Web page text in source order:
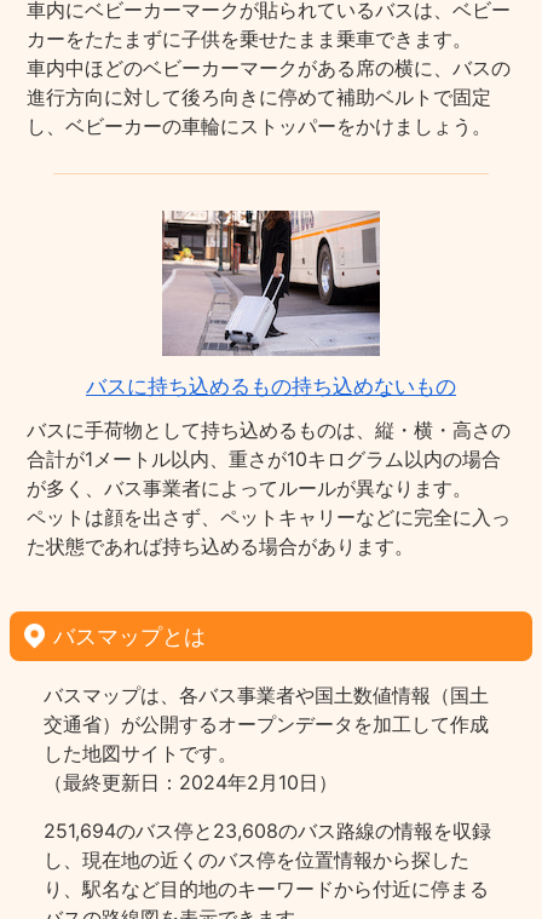
車内にベビーカーマークが貼られているバスは、ベビー
カーをたたまずに子供を乗せたまま乗車できます。
車内中ほどのベビーカーマークがある席の横に、バスの
進行方向に対して後ろ向きに停めて補助ベルトで固定
し、ベビーカーの車輪にストッパーをかけましょう。
バスに持ち込めるもの持ち込めないもの
バスに手荷物として持ち込めるものは、縦・横・高さの
合計が1メートル以内、重さが10キログラム以内の場合
が多く、バス事業者によってルールが異なります。
ペットは顔を出さず、ペットキャリーなどに完全に入っ
た状態であれば持ち込める場合があります。
バスマップとは
バスマップは、各バス事業者や国土数値情報（国土
交通省）が公開するオープンデータを加工して作成
した地図サイトです。
（最終更新日：2024年2月10日）
251,694のバス停と23,608のバス路線の情報を収録
し、現在地の近くのバス停を位置情報から探した
り、駅名など目的地のキーワードから付近に停まる